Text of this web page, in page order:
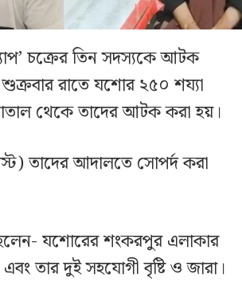
চক্রের তিন সদস্যকে আটক
রাতে যশোর ২৫০ শয্যা
থেকে তাদের আটক করা হয়।
তাদের আদালতে সোপর্দ করা
যশোরের শংকরপুর এলাকার
তার দুই সহযোগী বৃষ্টি ও জারা।